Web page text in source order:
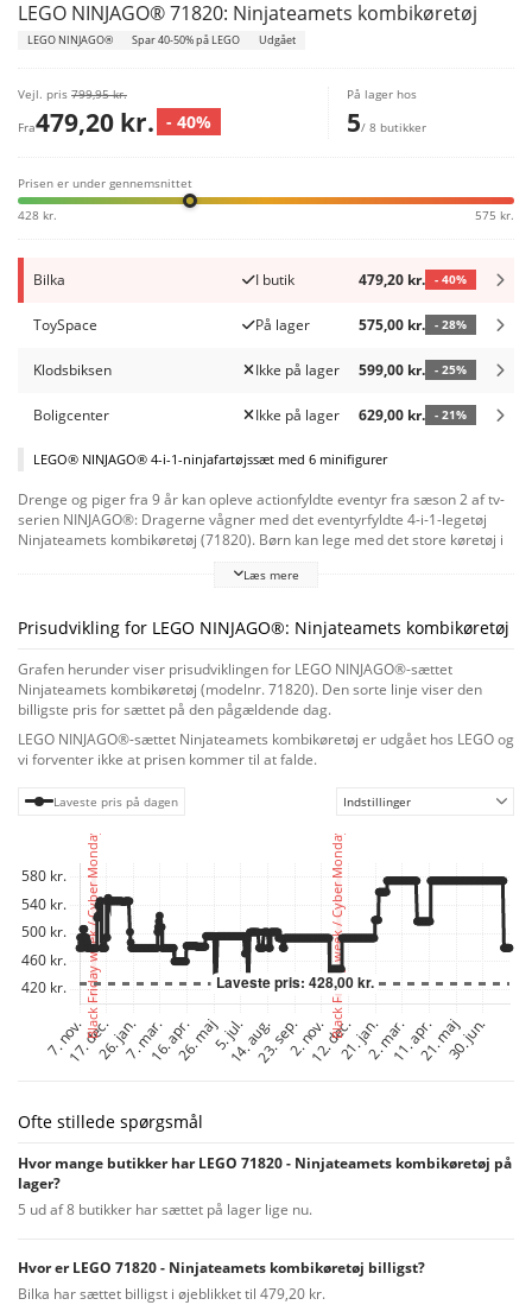
LEGO NINJAGO® 71820: Ninjateamets kombikøretøj
LEGO NINJAGO® Spar 40-50% på LEGO Udgået
Vejl. pris 799,95 kr.
Fra479,20 kr. - 40%
På lager hos
5/ 8 butikker
Prisen er under gennemsnittet
428 kr. 575 kr.
Bilka I butik 479,20 kr. - 40%
ToySpace På lager 575,00 kr. - 28%
Klodsbiksen Ikke på lager 599,00 kr. - 25%
Boligcenter Ikke på lager 629,00 kr. - 21%
LEGO® NINJAGO® 4-i-1-ninjafartøjssæt med 6 minifigurer
Drenge og piger fra 9 år kan opleve actionfyldte eventyr fra sæson 2 af tv-
serien NINJAGO®: Dragerne vågner med det eventyrfyldte 4-i-1-legetøj
Ninjateamets kombikøretøj (71820). Børn kan lege med det store køretøj i
glider med 2 knopskydere, Lloyds offroad-racerbil og Cole og Nyas
ninjaerne Sora, Lloyd, Nya og Cole, klædt i deres særlige
turneringsrustninger og bevæbnet med katanasværd som tilbehør, og
deres kamprivaler, en ulvemaske-kriger og en ulvemaske-general. LEGO®
NINJAGO sortimentet af sæt og ninja-byggelegetøj til børn omfatter drager,
fartøjer og templer, så fans kan lege rollelege med eventyr om deres helte.
Alle ninja-legesættene kan skabes med LEGO Builder appen, som guider
dig og dit barn på et nemt og intuitivt byggeeventyr, hvor I kan zoome ind
på og dreje modeller i 3D, gemme sæt og holde styr på, hvor langt I er
Læs mere
Prisudvikling for LEGO NINJAGO®: Ninjateamets kombikøretøj
Grafen herunder viser prisudviklingen for LEGO NINJAGO®-sættet
Ninjateamets kombikøretøj (modelnr. 71820). Den sorte linje viser den
billigste pris for sættet på den pågældende dag.
LEGO NINJAGO®-sættet Ninjateamets kombikøretøj er udgået hos LEGO og
vi forventer ikke at prisen kommer til at falde.
Laveste pris på dagen Indstillinger
Ofte stillede spørgsmål
Hvor mange butikker har LEGO 71820 - Ninjateamets kombikøretøj på
lager?
5 ud af 8 butikker har sættet på lager lige nu.
Hvor er LEGO 71820 - Ninjateamets kombikøretøj billigst?
Bilka har sættet billigst i øjeblikket til 479,20 kr.